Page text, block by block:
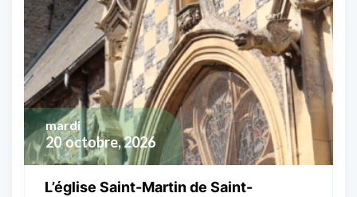
20 octobre, 2026
mardi
L’église Saint-Martin de Saint-